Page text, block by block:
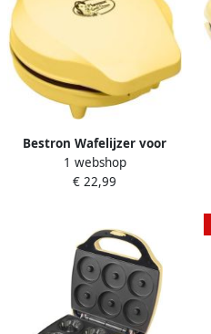
Bestron Wafelijzer voor
klassieke hartwafels
Wafelmaker voor wafels in
antiaanbaklaag retro-
design 700 Watt geel
1 webshop
€ 22,99